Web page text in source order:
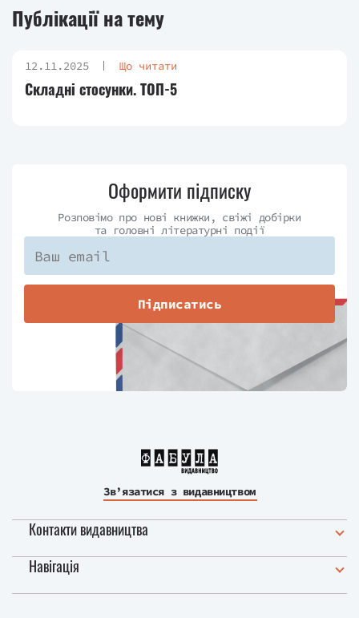
Публікації на тему
12.11.2025 Що читати
Складні стосунки. ТОП-5
Оформити підписку
Розповімо про нові книжки, свіжі добірки
та головні літературні події
Підписатись
Зв’язатися з видавництвом
Контакти видавництва
Навігація